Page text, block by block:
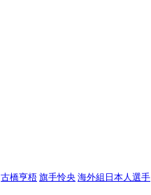
古橋亨梧 旗手怜央 海外組日本人選手